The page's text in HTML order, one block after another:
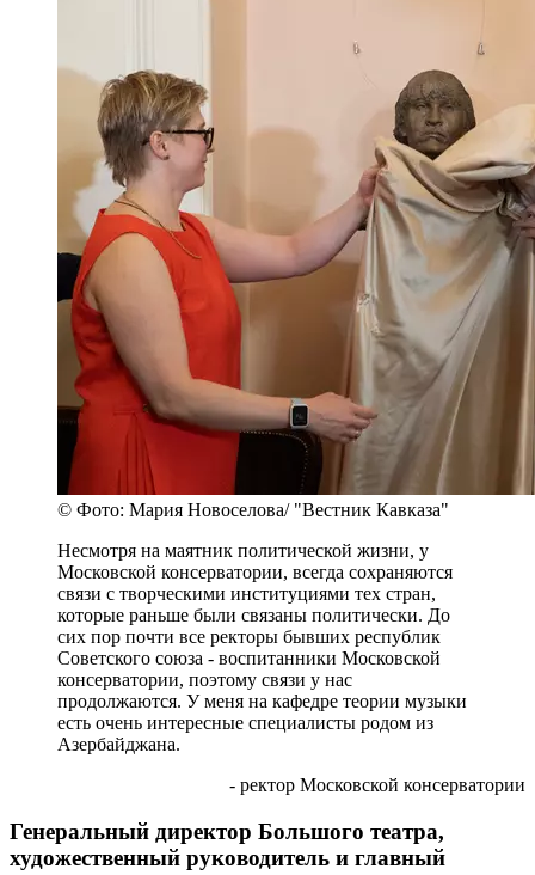
© Фото: Мария Новоселова/ "Вестник Кавказа"
Несмотря на маятник политической жизни, у
Московской консерватории, всегда сохраняются
связи с творческими институциями тех стран,
которые раньше были связаны политически. До
сих пор почти все ректоры бывших республик
Советского союза - воспитанники Московской
консерватории, поэтому связи у нас
продолжаются. У меня на кафедре теории музыки
есть очень интересные специалисты родом из
Азербайджана.
- ректор Московской консерватории
Генеральный директор Большого театра,
художественный руководитель и главный